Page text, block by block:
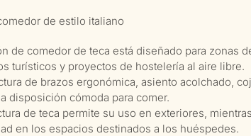
de estilo italiano
de comedor de teca está diseñado para zonas
turísticos y proyectos de hostelería al aire libre.
de brazos ergonómica, asiento acolchado,
disposición cómoda para comer.
de teca permite su uso en exteriores,
en los espacios destinados a los huéspedes.